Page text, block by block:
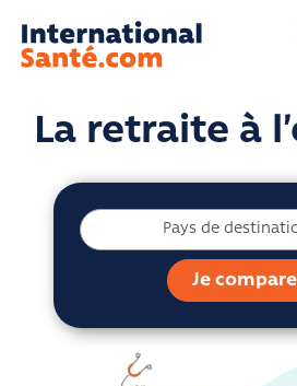
La retraite à
Pays de destination
Pays de
Je compare